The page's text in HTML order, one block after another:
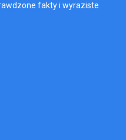
fakty i wyraziste